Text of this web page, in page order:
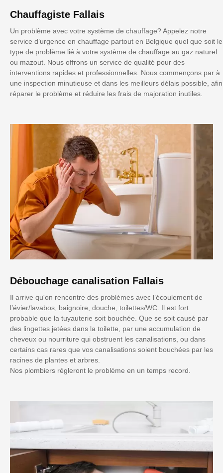
Chauffagiste Fallais
Un problème avec votre système de chauffage? Appelez notre
service d’urgence en chauffage partout en Belgique quel que soit le
type de problème lié à votre système de chauffage au gaz naturel
ou mazout. Nous offrons un service de qualité pour des
interventions rapides et professionnelles. Nous commençons par à
une inspection minutieuse et dans les meilleurs délais possible, afin
réparer le problème et réduire les frais de majoration inutiles.
Débouchage canalisation Fallais
Il arrive qu'on rencontre des problèmes avec l’écoulement de
l’évier/lavabos, baignoire, douche, toilettes/WC. Il est fort
probable que la tuyauterie soit bouchée. Que se soit causé par
des lingettes jetées dans la toilette, par une accumulation de
cheveux ou nourriture qui obstruent les canalisations, ou dans
certains cas rares que vos canalisations soient bouchées par les
racines de plantes et arbres.
Nos plombiers régleront le problème en un temps record.